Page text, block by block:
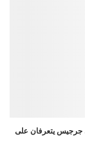
جرجيس يتعرفان على